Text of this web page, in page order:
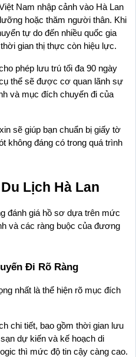
Nam nhập cảnh vào Hà Lan
hoặc thăm người thân. Khi
tự do đến nhiều quốc gia
gian thị thực còn hiệu lực.
phép lưu trú tối đa 90 ngày
thể sẽ được cơ quan lãnh sự
và mục đích chuyến đi của
sẽ giúp bạn chuẩn bị giấy tờ
không đáng có trong quá trình
Lịch Hà Lan
đánh giá hồ sơ dựa trên mức
và các ràng buộc của đương
Đi Rõ Ràng
nhất là thể hiện rõ mục đích
chi tiết, bao gồm thời gian lưu
dự kiến và kế hoạch di
thì mức độ tin cậy càng cao.